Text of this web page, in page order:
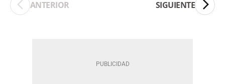
ANTERIOR SIGUIENTE